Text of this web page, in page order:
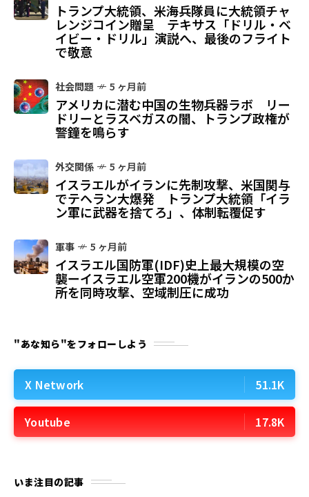
トランプ大統領、米海兵隊員に大統領チャ
レンジコイン贈呈 テキサス「ドリル・ベ
イビー・ドリル」演説へ、最後のフライト
で敬意
社会問題 5 ヶ月前
アメリカに潜む中国の生物兵器ラボ リー
ドリーとラスベガスの闇、トランプ政権が
警鐘を鳴らす
外交関係 5 ヶ月前
イスラエルがイランに先制攻撃、米国関与
でテヘラン大爆発 トランプ大統領「イラ
ン軍に武器を捨てろ」、体制転覆促す
軍事 5 ヶ月前
イスラエル国防軍(IDF)史上最大規模の空
襲ーイスラエル空軍200機がイランの500か
所を同時攻撃、空域制圧に成功
"あな知ら"をフォローしよう
X Network 51.1K
Youtube 17.8K
いま注目の記事